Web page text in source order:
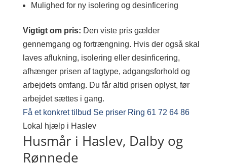
Mulighed for ny isolering og desinficering
Vigtigt om pris: Den viste pris gælder
gennemgang og fortrængning. Hvis der også skal
laves aflukning, isolering eller desinficering,
afhænger prisen af tagtype, adgangsforhold og
arbejdets omfang. Du får altid prisen oplyst, før
arbejdet sættes i gang.
Få et konkret tilbud Se priser Ring 61 72 64 86
Lokal hjælp i Haslev
Husmår i Haslev, Dalby og
Rønnede